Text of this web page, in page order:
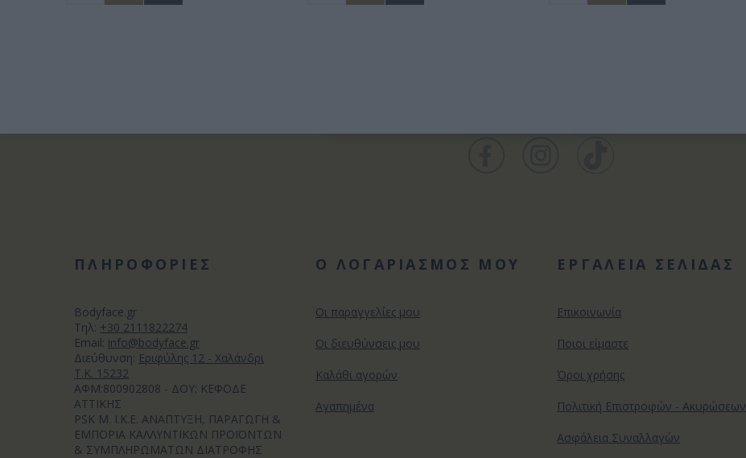
ΠΛΗΡΟΦΟΡΙΕΣ
Bodyface.gr
Tηλ: +30 2111822274
Email: info@bodyface.gr
Διεύθυνση: Εριφύλης 12 - Χαλάνδρι
Τ.Κ. 15232
ΑΦΜ:800902808 - ΔΟΥ: ΚΕΦΟΔΕ
ΑΤΤΙΚΗΣ
PSK M. I.K.E. ΑΝΑΠΤΥΞΗ, ΠΑΡΑΓΩΓΗ &
ΕΜΠΟΡΙΑ ΚΑΛΛΥΝΤΙΚΩΝ ΠΡΟΪΟΝΤΩΝ
& ΣΥΜΠΛΗΡΩΜΑΤΩΝ ΔΙΑΤΡΟΦΗΣ
Ο ΛΟΓΑΡΙΑΣΜΟΣ ΜΟΥ
Οι παραγγελίες μου
Οι διευθύνσεις μου
Καλάθι αγορών
Αγαπημένα
ΕΡΓΑΛΕΙΑ ΣΕΛΙΔΑΣ
Επικοινωνία
Ποιοι είμαστε
Όροι χρήσης
Πολιτική Επιστροφών - Ακυρώσεων
Ασφάλεια Συναλλαγών